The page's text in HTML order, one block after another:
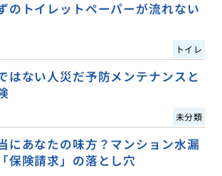
のトイレットペーパーが流れない
トイレ
はない人災だ予防メンテナンスと
未分類
にあなたの味方？マンション水漏
保険請求」の落とし穴